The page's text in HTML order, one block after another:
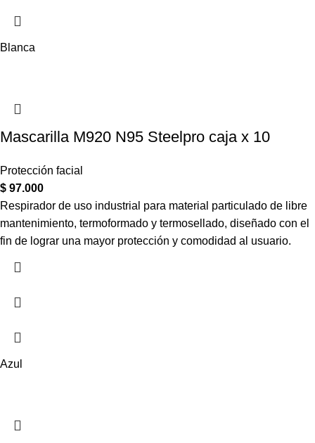
Blanca
Mascarilla M920 N95 Steelpro caja x 10
Protección facial
$ 97.000
Respirador de uso industrial para material particulado de libre
mantenimiento, termoformado y termosellado, diseñado con el
fin de lograr una mayor protección y comodidad al usuario.
Azul